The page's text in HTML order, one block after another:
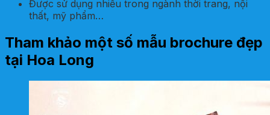
Được sử dụng nhiều trong ngành thời trang, nội
thất, mỹ phẩm…
Tham khảo một số mẫu brochure đẹp
tại Hoa Long